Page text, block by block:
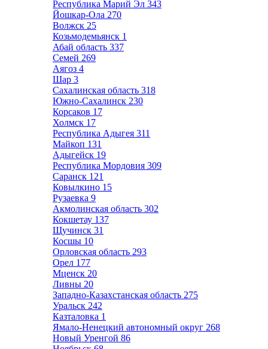
Республика Марий Эл 343
Йошкар-Ола 270
Волжск 25
Козьмодемьянск 1
Абай область 337
Семей 269
Аягоз 4
Шар 3
Сахалинская область 318
Южно-Сахалинск 230
Корсаков 17
Холмск 17
Республика Адыгея 311
Майкоп 131
Адыгейск 19
Республика Мордовия 309
Саранск 121
Ковылкино 15
Рузаевка 9
Акмолинская область 302
Кокшетау 137
Щучинск 31
Косшы 10
Орловская область 293
Орел 177
Мценск 20
Ливны 20
Западно-Казахстанская область 275
Уральск 242
Казталовка 1
Ямало-Ненецкий автономный округ 268
Новый Уренгой 86